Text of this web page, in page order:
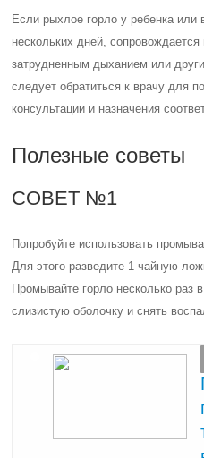
Если рыхлое горло у ребенка или
нескольких дней,
затрудненным дыханием или
следует обратиться к врачу для
консультации и назначения
Полезные советы
СОВЕТ №1
Попробуйте использовать
Для этого разведите 1 чайную
Промывайте горло несколько раз
слизистую оболочку и снять